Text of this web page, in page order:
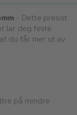
- Dette presist
lar deg feste
du får mer ut av
på mindre